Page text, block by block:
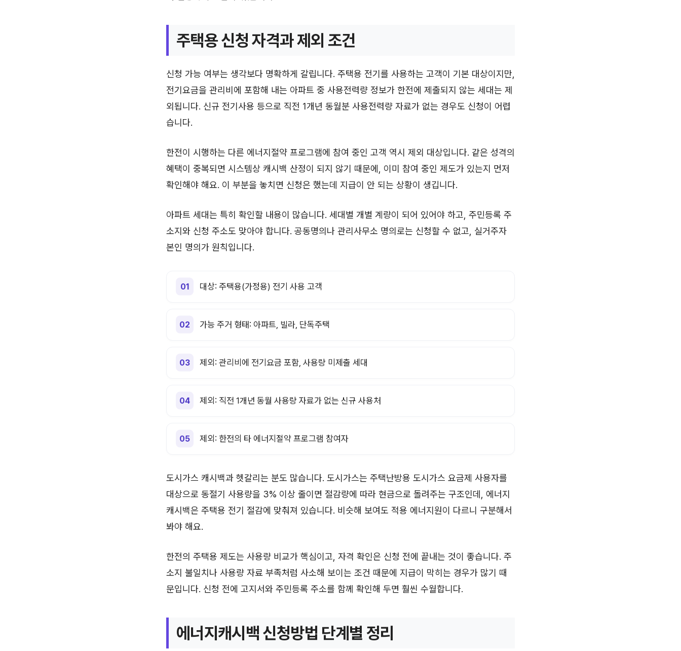
주택용 신청 자격과 제외 조건
신청 가능 여부는 생각보다 명확하게 갈립니다. 주택용 전기를 사용하는 고객이 기본 대상이지만,
전기요금을 관리비에 포함해 내는 아파트 중 사용전력량 정보가 한전에 제출되지 않는 세대는 제
외됩니다. 신규 전기사용 등으로 직전 1개년 동월분 사용전력량 자료가 없는 경우도 신청이 어렵
습니다.
한전이 시행하는 다른 에너지절약 프로그램에 참여 중인 고객 역시 제외 대상입니다. 같은 성격의
혜택이 중복되면 시스템상 캐시백 산정이 되지 않기 때문에, 이미 참여 중인 제도가 있는지 먼저
확인해야 해요. 이 부분을 놓치면 신청은 했는데 지급이 안 되는 상황이 생깁니다.
아파트 세대는 특히 확인할 내용이 많습니다. 세대별 개별 계량이 되어 있어야 하고, 주민등록 주
소지와 신청 주소도 맞아야 합니다. 공동명의나 관리사무소 명의로는 신청할 수 없고, 실거주자
본인 명의가 원칙입니다.
대상: 주택용(가정용) 전기 사용 고객
가능 주거 형태: 아파트, 빌라, 단독주택
제외: 관리비에 전기요금 포함, 사용량 미제출 세대
제외: 직전 1개년 동월 사용량 자료가 없는 신규 사용처
제외: 한전의 타 에너지절약 프로그램 참여자
도시가스 캐시백과 헷갈리는 분도 많습니다. 도시가스는 주택난방용 도시가스 요금제 사용자를
대상으로 동절기 사용량을 3% 이상 줄이면 절감량에 따라 현금으로 돌려주는 구조인데, 에너지
캐시백은 주택용 전기 절감에 맞춰져 있습니다. 비슷해 보여도 적용 에너지원이 다르니 구분해서
봐야 해요.
한전의 주택용 제도는 사용량 비교가 핵심이고, 자격 확인은 신청 전에 끝내는 것이 좋습니다. 주
소지 불일치나 사용량 자료 부족처럼 사소해 보이는 조건 때문에 지급이 막히는 경우가 많기 때
문입니다. 신청 전에 고지서와 주민등록 주소를 함께 확인해 두면 훨씬 수월합니다.
에너지캐시백 신청방법 단계별 정리